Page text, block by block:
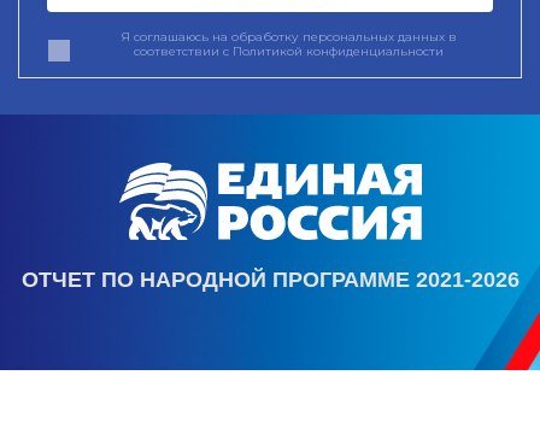
Я соглашаюсь на обработку персональных данных в
соответствии с Политикой конфиденциальности
ОТЧЕТ ПО НАРОДНОЙ ПРОГРАММЕ 2021-2026